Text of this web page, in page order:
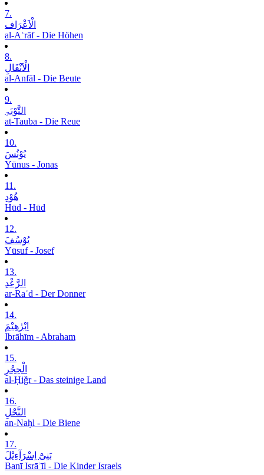
7.
الْاَعْرَاف
al-Aʿrāf - Die Höhen
8.
الْاَنْفَالِ
al-Anfāl - Die Beute
9.
التَّوْبَۃِ
at-Tauba - Die Reue
10.
یُوْنُسَ
Yūnus - Jonas
11.
ھُوْدِ
Hūd - Hūd
12.
یُوْسُفَ
Yūsuf - Josef
13.
الرَّعْدِ
ar-Raʿd - Der Donner
14.
اِبْرٰھِیْمَ
Ibrāhīm - Abraham
15.
الْحِجْرِ
al-Ḥiǧr - Das steinige Land
16.
النَّحْلِ
an-Naḥl - Die Biene
17.
بَنِیْٓ اِسْرَآءِیْلَ
Banī Isrāʾīl - Die Kinder Israels